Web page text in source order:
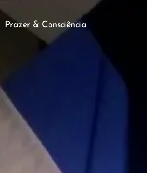
Prazer & Consciência